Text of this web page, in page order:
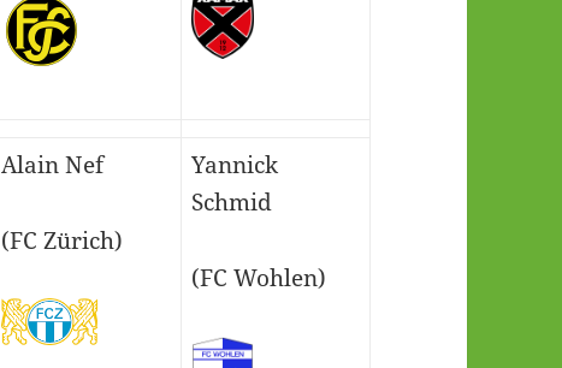
Alain Nef
(FC Zürich)
Yannick
Schmid
(FC Wohlen)